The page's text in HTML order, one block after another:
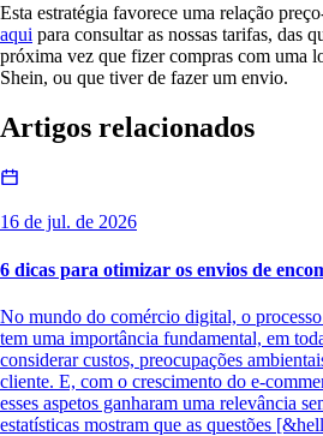
Esta estratégia favorece uma relação
aqui para consultar as nossas tarifas, das
próxima vez que fizer compras com uma
Shein, ou que tiver de fazer um envio.
Artigos relacionados
16 de jul. de 2026
6 dicas para otimizar os envios de
No mundo do comércio digital, o
tem uma importância fundamental, em
considerar custos, preocupações
cliente. E, com o crescimento do e-
esses aspetos ganharam uma relevância
estatísticas mostram que as questões